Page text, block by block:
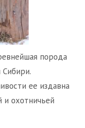
порода
Сибири.
ее издавна
и охотничьей